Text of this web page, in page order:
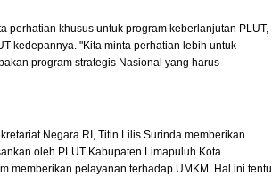
perhatian khusus untuk program keberlanjutan PLUT,
kedepannya. "Kita minta perhatian lebih untuk
program strategis Nasional yang harus
Negara RI, Titin Lilis Surinda memberikan
oleh PLUT Kabupaten Limapuluh Kota.
memberikan pelayanan terhadap UMKM. Hal ini tentu